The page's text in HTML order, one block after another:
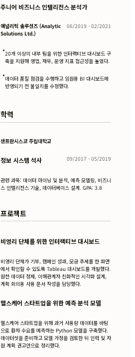
주니어 비즈니스 인텔리전스 분석가
애널리틱 솔루션즈 (Analytic
Solutions Ltd.)
06/2019 - 02/2021
•20개 이상의 내부 팀을 위한 인터랙티브 대시보드 구
축을 지원해 영업, 재무, 운영 지표 접근성을 높였다.
•데이터 품질 점검을 수행하고 임원용 BI 대시보드에
반영되기 전 불일치를 수정했다.
학력
샌프란시스코 주립대학교
정보 시스템 석사 09/2017 - 05/2019
관련 과목: 데이터 마이닝 및 분석, 예측 모델링, 비즈니
스 인텔리전스 기술, 데이터베이스 설계. GPA: 3.8
프로젝트
비영리 단체를 위한 인터랙티브 대시보드
비영리 단체가 기부, 캠페인 성과, 모금 추세를 한 화면
에서 확인할 수 있도록 Tableau 대시보드를 개발했다.
원천 데이터 정제, 이해관계자 친화적인 시각화 설계,
계획 회의용 사용 문서 작성을 담당했다.
헬스케어 스타트업을 위한 예측 분석 모델
헬스케어 스타트업을 위해 과거 사용량 데이터를 바탕
으로 환자 수요를 예측하는 Python 모델을 구축했다.
데이터셋을 준비하고 모델 가정을 검토한 뒤 인력 및 자
원 계획 권고안으로 정리했다.